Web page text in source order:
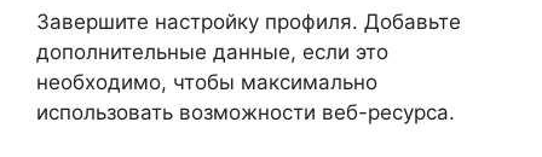
Завершите настройку профиля. Добавьте
дополнительные данные, если это
необходимо, чтобы максимально
использовать возможности веб-ресурса.